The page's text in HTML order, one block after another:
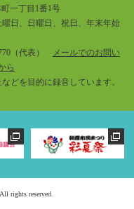
一丁目1番1号
日、日曜日、祝日、年末年始
（代表）
メールでのお問い
ら
どを目的に録音しています。
rights reserved.